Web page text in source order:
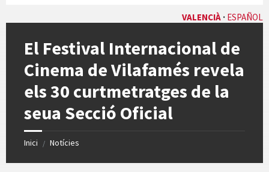
VALENCIÀ ESPAÑOL
El Festival Internacional de
Cinema de Vilafamés revela
els 30 curtmetratges de la
seua Secció Oficial
Inici / Notícies